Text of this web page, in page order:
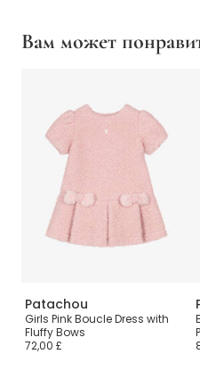
Вам может
Patachou
Girls Pink Boucle Dress with
Fluffy Bows
72,00 £